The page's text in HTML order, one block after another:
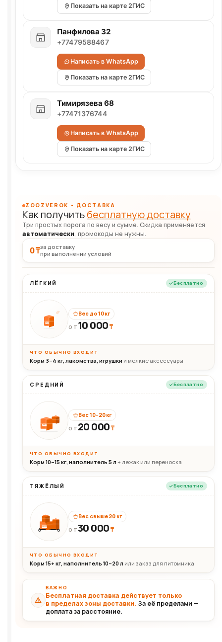
Показать на карте 2ГИС
Панфилова 32
+77479588467
Написать в WhatsApp
Показать на карте 2ГИС
Тимирязева 68
+77471376744
Написать в WhatsApp
Показать на карте 2ГИС
ZOOZVEROK • ДОСТАВКА
Как получитьбесплатную доставку
Три простых порога по весу и сумме. Скидка применяется
автоматически, промокоды не нужны.
0 ₸за доставку
при выполнении условий
ЛЁГКИЙ Бесплатно
10кг
Вес до 10 кг
ОТ 10 000₸
ЧТО ОБЫЧНО ВХОДИТ
Корм 3–4 кг, лакомства, игрушки и мелкие аксессуары
СРЕДНИЙ Бесплатно
20кг
Вес 10–20 кг
ОТ 20 000₸
ЧТО ОБЫЧНО ВХОДИТ
Корм 10–15 кг, наполнитель 5 л+ лежак или переноска
ТЯЖЁЛЫЙ Бесплатно
30+кг
Вес свыше 20 кг
ОТ30 000₸
ЧТО ОБЫЧНО ВХОДИТ
Корм 15+ кг, наполнитель 10–20 л или заказ для питомника
ВАЖНО
Бесплатная доставка действует только
в пределах зоны доставки. За её пределами —
доплата за расстояние.